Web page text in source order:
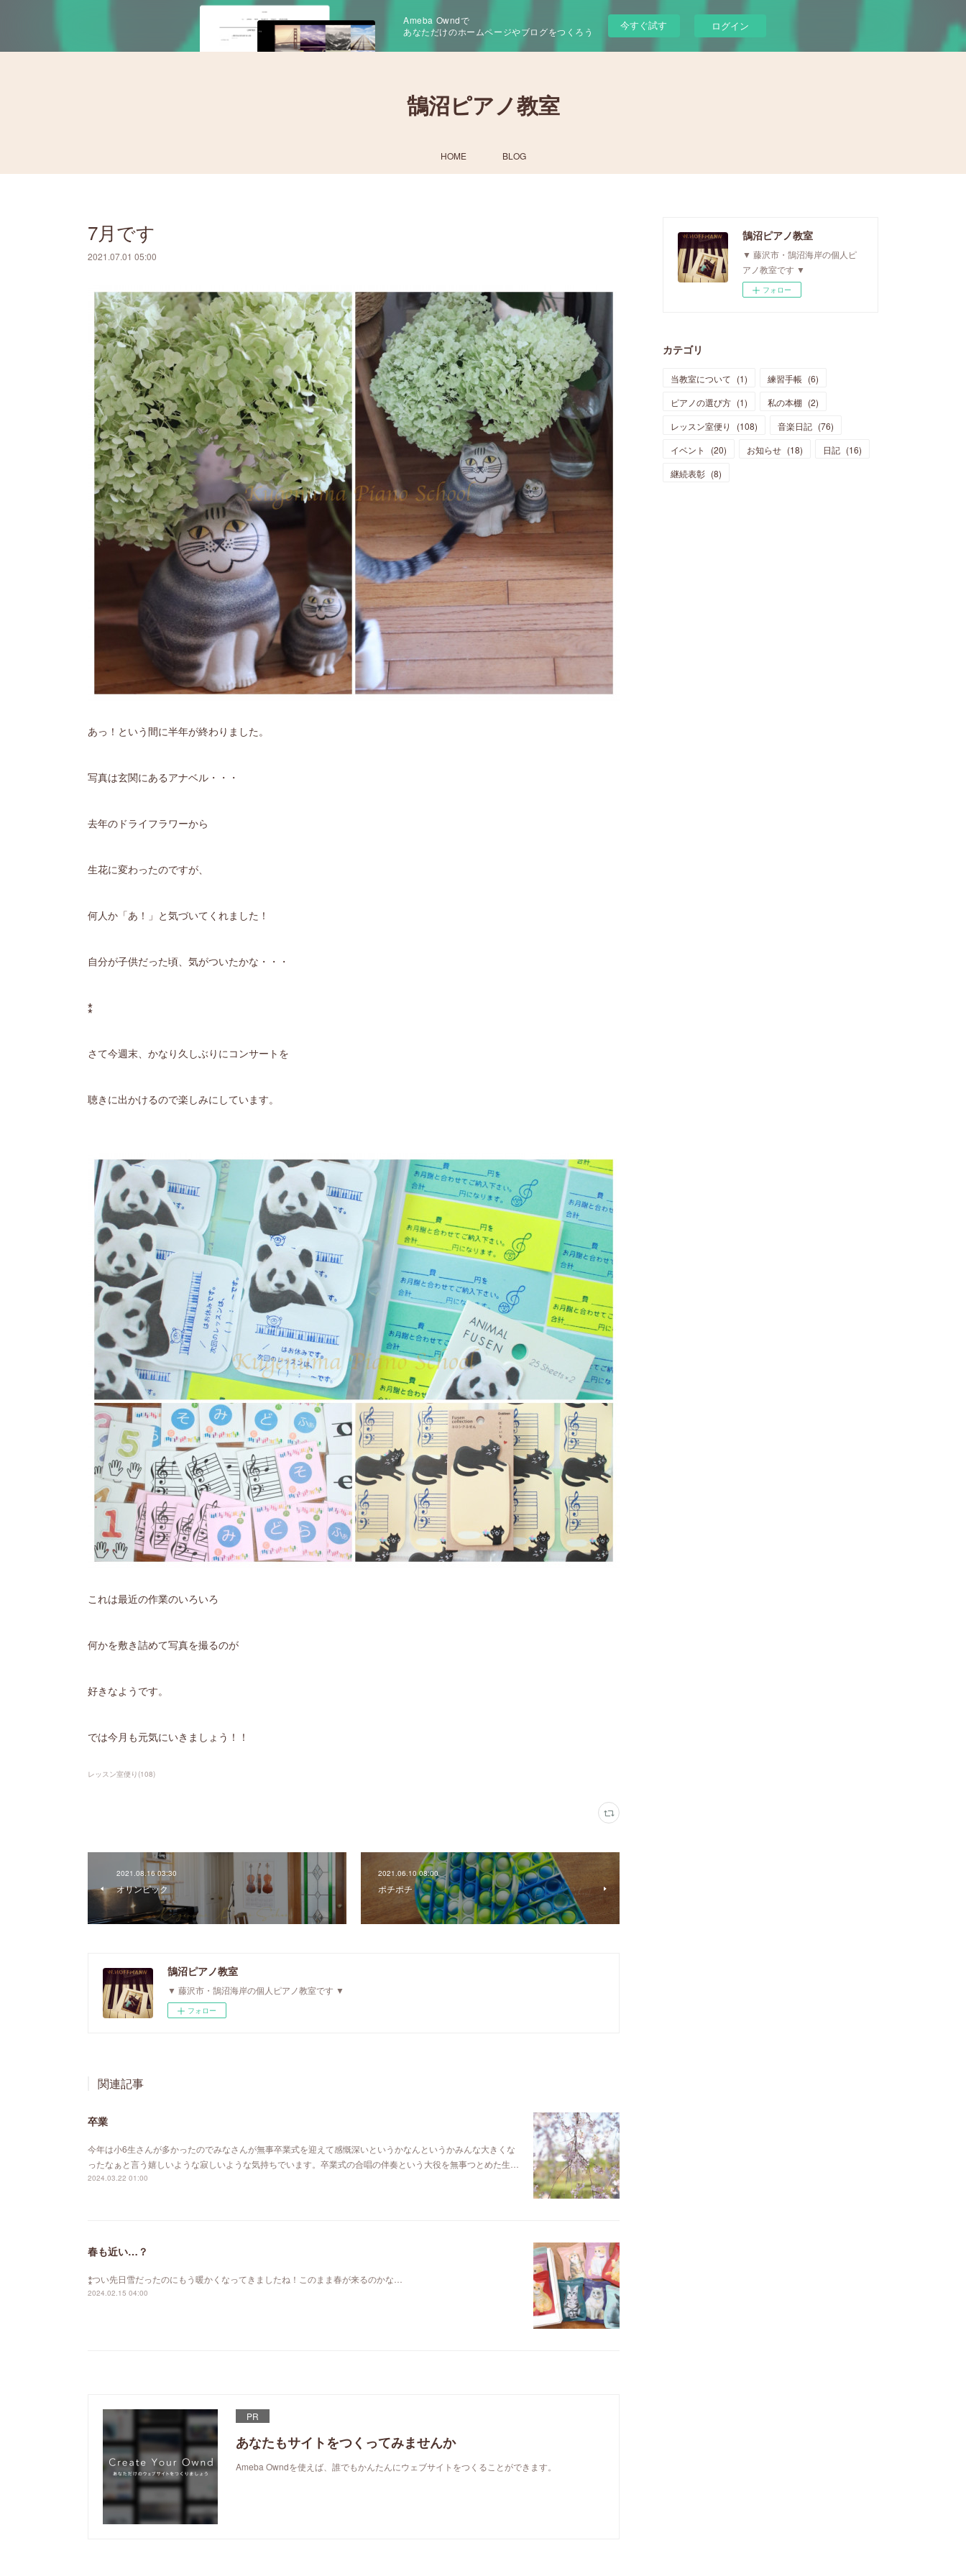
Ameba Owndで
あなただけのホームページやブログをつくろう
今すぐ試す ログイン
鵠沼ピアノ教室
HOME BLOG
7月です
2021.07.01 05:00
あっ！という間に半年が終わりました。
写真は玄関にあるアナベル・・・
去年のドライフラワーから
生花に変わったのですが、
何人か「あ！」と気づいてくれました！
自分が子供だった頃、気がついたかな・・・
⁑
さて今週末、かなり久しぶりにコンサートを
聴きに出かけるので楽しみにしています。
これは最近の作業のいろいろ
何かを敷き詰めて写真を撮るのが
好きなようです。
では今月も元気にいきましょう！！
レッスン室便り (108)
2021.08.16 03:30
オリンピック
2021.06.10 08:00
ポチポチ
鵠沼ピアノ教室
▼ 藤沢市・鵠沼海岸の個人ピアノ教室です ▼
フォロー
関連記事
卒業
今年は小6生さんが多かったのでみなさんが無事卒業式を迎えて感慨深いというかなんというかみんな大きくな
ったなぁと言う嬉しいような寂しいような気持ちでいます。卒業式の合唱の伴奏という大役を無事つとめた生…
2024.03.22 01:00
春も近い…？
⁑つい先日雪だったのにもう暖かくなってきましたね！このまま春が来るのかな…
2024.02.15 04:00
PR
あなたもサイトをつくってみませんか
Ameba Owndを使えば、誰でもかんたんにウェブサイトをつくることができます。
鵠沼ピアノ教室
▼ 藤沢市・鵠沼海岸の個人ピ
アノ教室です ▼
フォロー
カテゴリ
当教室について (1) 練習手帳 (6)
ピアノの選び方 (1) 私の本棚 (2)
レッスン室便り
(108) 音楽日記 (76)
イベント
(20) お知らせ (18) 日記 (16)
継続表彰 (8)